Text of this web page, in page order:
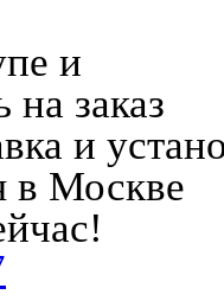
и
на заказ
и
в Москве